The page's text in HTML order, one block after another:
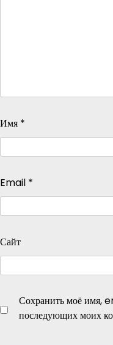
Имя *
Email *
Сайт
Сохранить моё имя,
последующих моих